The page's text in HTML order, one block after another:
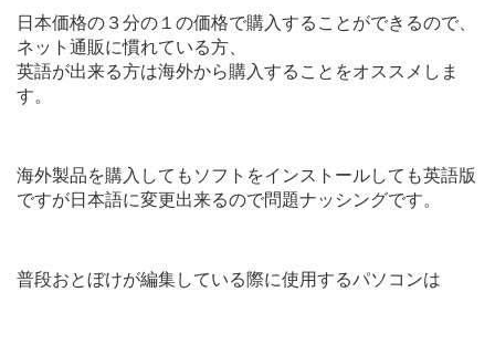
日本価格の３分の１の価格で購入することができるので、
ネット通販に慣れている方、
英語が出来る方は海外から購入することをオススメしま
す。
海外製品を購入してもソフトをインストールしても英語版
ですが日本語に変更出来るので問題ナッシングです。
普段おとぼけが編集している際に使用するパソコンは